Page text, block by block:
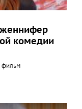
комедии
фильм